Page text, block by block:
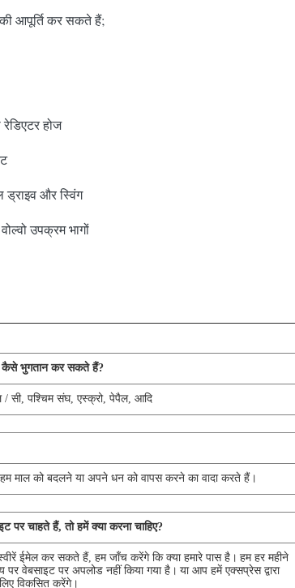
की आपूर्ति कर सकते हैं;
होज
ड्राइव और स्विंग
उपक्रम भागों
कैसे भुगतान कर सकते हैं?
सी, पश्चिम संघ, एस्क्रो, पेपैल, आदि
माल को बदलने या अपने धन को वापस करने का वादा करते हैं।
पर चाहते हैं, तो हमें क्या करना चाहिए?
ईमेल कर सकते हैं, हम जाँच करेंगे कि क्या हमारे पास है। हम हर महीने
वेबसाइट पर अपलोड नहीं किया गया है। या आप हमें एक्सप्रेस द्वारा
विकसित करेंगे।